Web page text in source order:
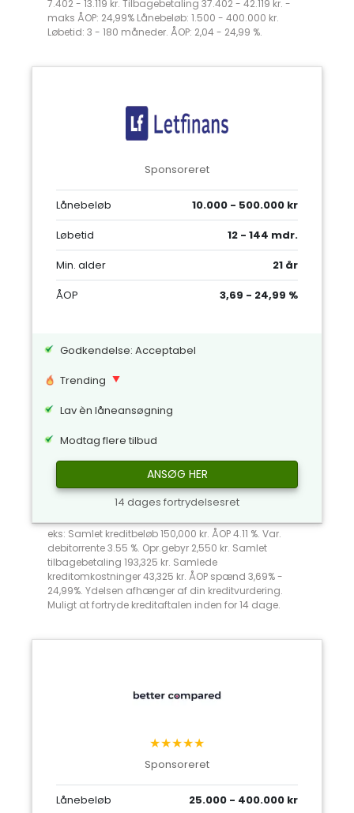
7.402 - 13.119 kr. Tilbagebetaling 37.402 - 42.119 kr. -
maks ÅOP: 24,99% Lånebeløb: 1.500 - 400.000 kr.
Løbetid: 3 - 180 måneder. ÅOP: 2,04 - 24,99 %.
Sponsoreret
Lånebeløb
10.000 - 500.000 kr
Løbetid
12 - 144 mdr.
Min. alder
21 år
ÅOP
3,69 - 24,99 %
Godkendelse: Acceptabel
Trending
Lav èn låneansøgning
Modtag flere tilbud
ANSØG HER
14 dages fortrydelsesret
eks: Samlet kreditbeløb 150,000 kr. ÅOP 4.11 %. Var.
debitorrente 3.55 %. Opr.gebyr 2,550 kr. Samlet
tilbagebetaling 193,325 kr. Samlede
kreditomkostninger 43,325 kr. ÅOP spænd 3,69% -
24,99%. Ydelsen afhænger af din kreditvurdering.
Muligt at fortryde kreditaftalen inden for 14 dage.
★★★★★
Sponsoreret
Lånebeløb 25.000 - 400.000 kr